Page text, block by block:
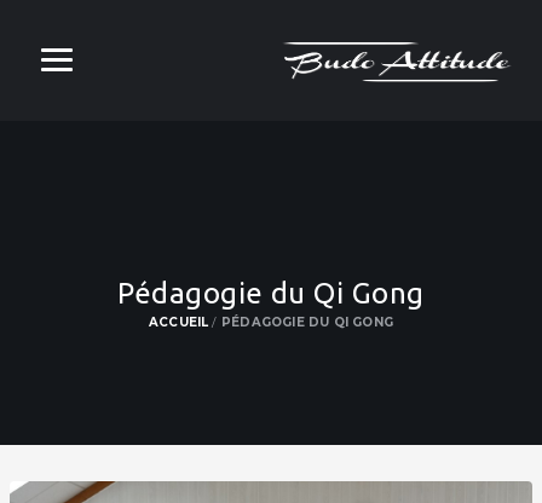
Pédagogie du Qi Gong
ACCUEIL PÉDAGOGIE DU QI GONG